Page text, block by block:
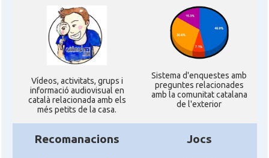
Ví­deos, activitats, grups i
informació audiovisual en
català relacionada amb els
més petits de la casa.
Sistema d'enquestes amb
preguntes relacionades
amb la comunitat catalana
de l'exterior
Recomanacions Jocs